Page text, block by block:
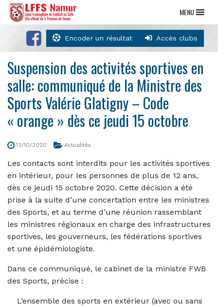
Encoder un résultat Accès clubs
MENU
Suspension des activités sportives en
salle: communiqué de la Ministre des
Sports Valérie Glatigny – Code
« orange » dès ce jeudi 15 octobre
13/10/2020 Actualités
Les contacts sont interdits pour les activités sportives
en intérieur, pour les personnes de plus de 12 ans,
dès ce jeudi 15 octobre 2020. Cette décision a été
prise à la suite d’une concertation entre les ministres
des Sports, et au terme d’une réunion rassemblant
les ministres régionaux en charge des infrastructures
sportives, les gouverneurs, les fédérations sportives
et une épidémiologiste.
Dans ce communiqué, le cabinet de la ministre FWB
des Sports, précise :
L’ensemble des sports en extérieur (avec ou sans